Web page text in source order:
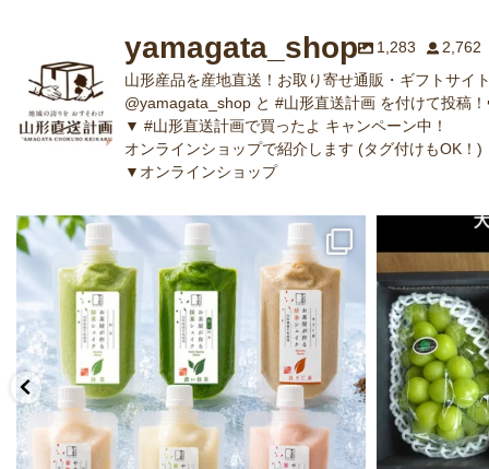
yamagata_shop 1,283
2,762
山形産品を産地直送！お取り寄せ通販・ギフトサイ
@yamagata_shop と #山形直送計画 を付けて投稿
▼ #山形直送計画で買ったよ キャンペーン中！
オンラインショップで紹介します (タグ付けもOK！)
▼オンラインショップ